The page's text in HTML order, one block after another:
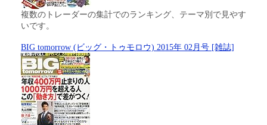
複数のトレーダーの集計でのランキング、テーマ別で見やす
いです。
BIG tomorrow (ビッグ・トゥモロウ) 2015年 02月号 [雑誌]